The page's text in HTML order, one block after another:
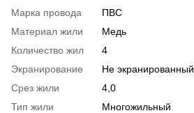
Марка провода
ПВС
Материал жили
Медь
Количество жил
4
Экранирование
Не экранированный
Срез жили
4,0
Тип жили
Многожильный